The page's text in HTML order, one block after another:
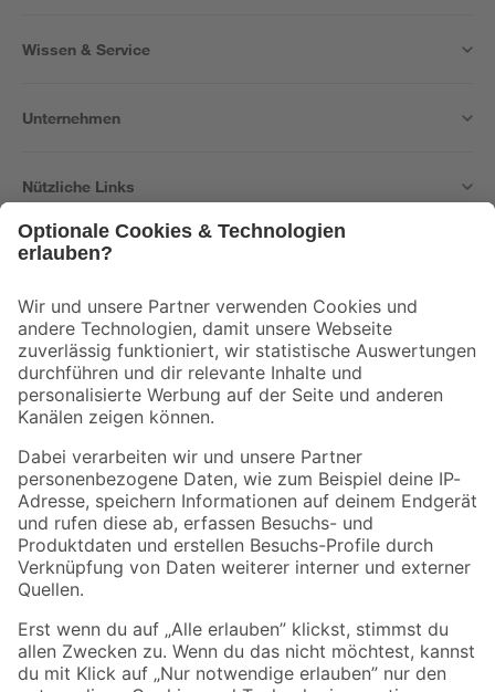
Wissen & Service
Unternehmen
Nützliche Links
Der toom Newsletter: Keine Angebote und Aktionen mehr verpassen!
Zur Newsletter Anmeldung
Folge uns
Zahlungsarten Versandarten
Sicher einkaufen
Jetzt die toom-App herunterladen